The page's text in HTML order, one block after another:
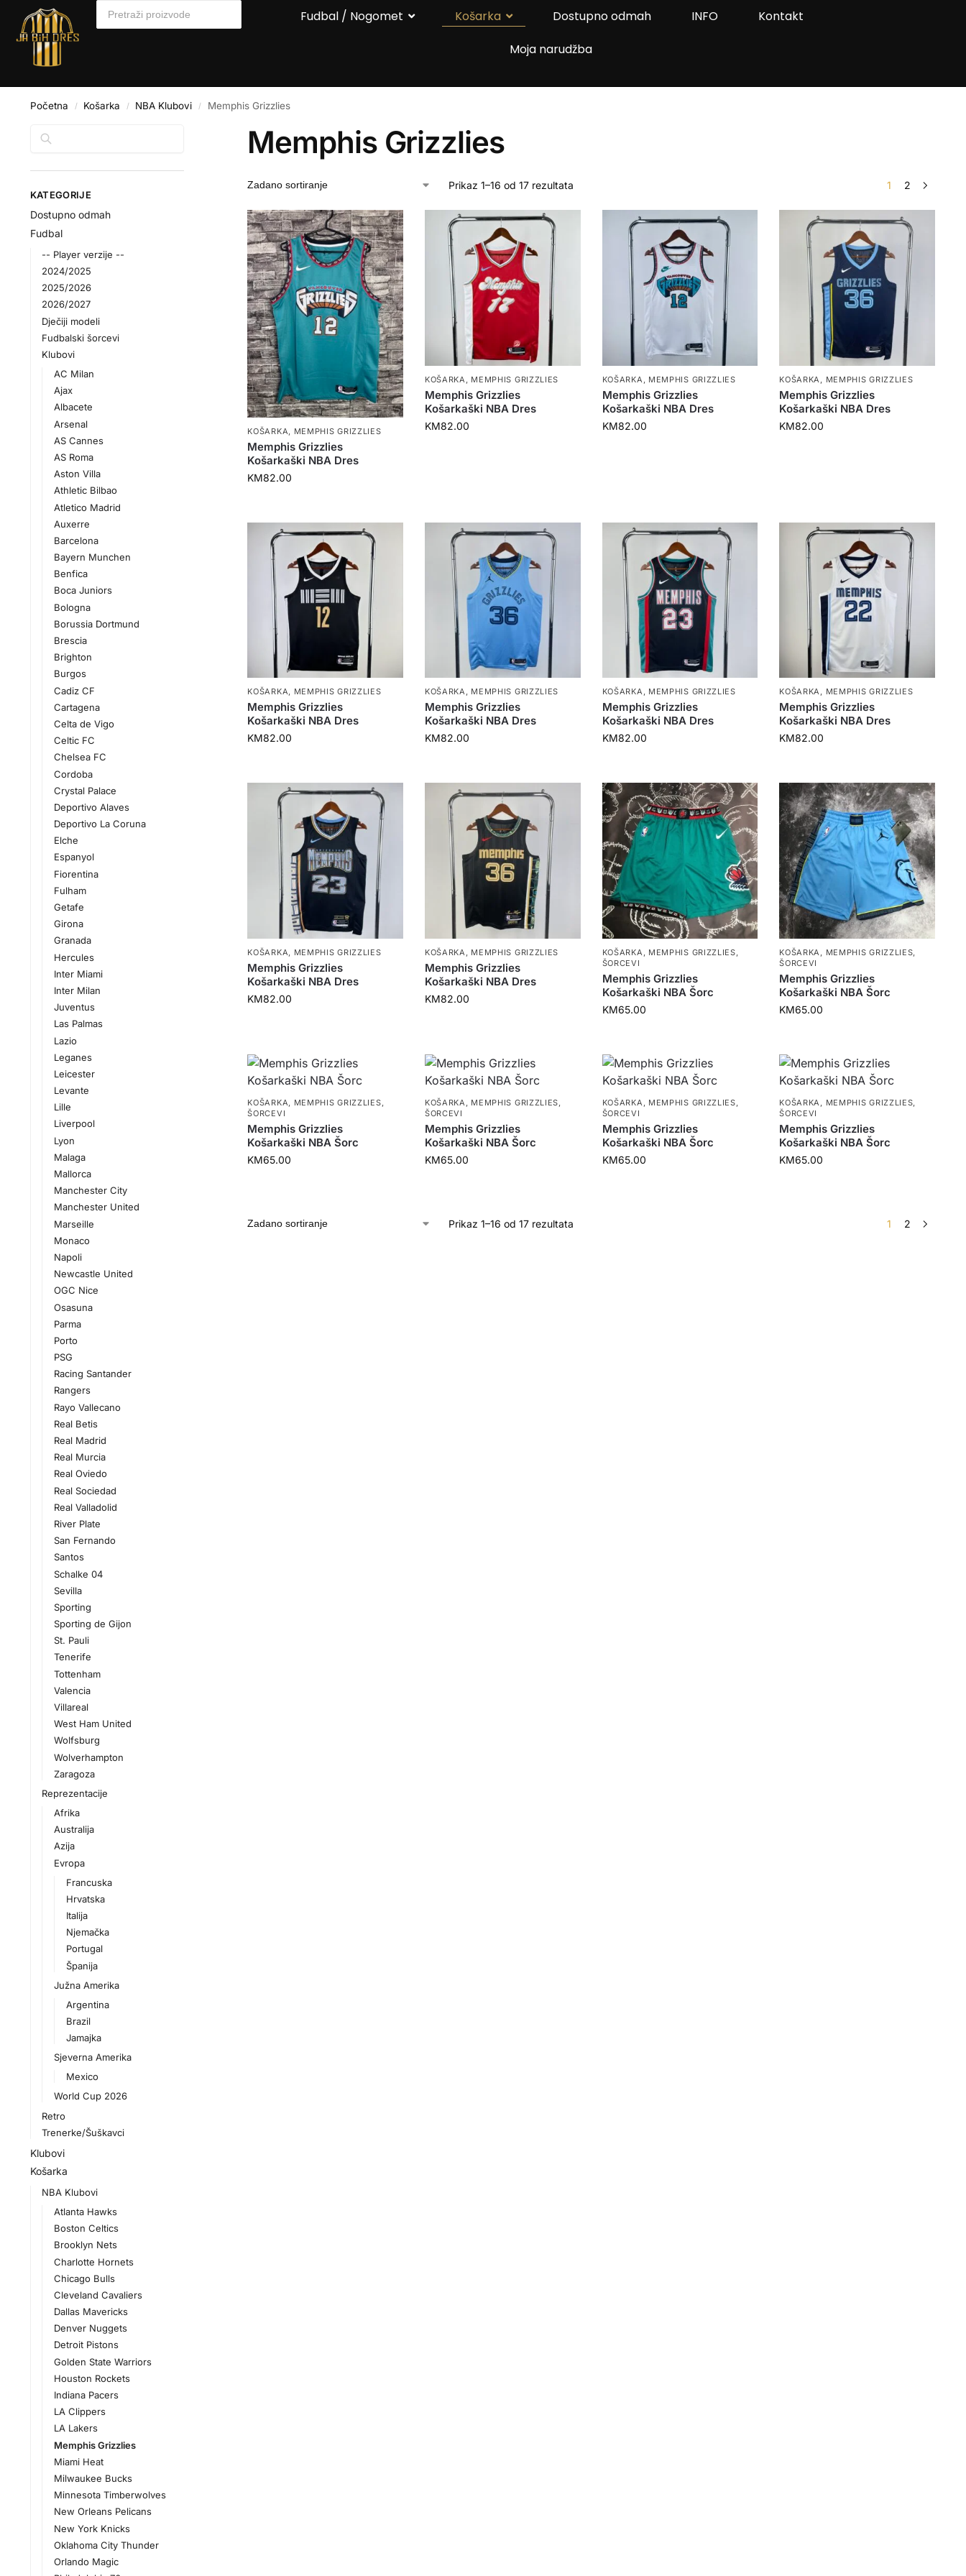
Fudbal / Nogomet Košarka Dostupno odmah INFO
Kontakt
Moja narudžba
Početna / Košarka / NBA Klubovi / Memphis Grizzlies
Memphis Grizzlies
Prikaz 1–16 od 17 rezultata 1 2
KOŠARKA, MEMPHIS GRIZZLIES
Memphis Grizzlies
Košarkaški NBA Dres
KM82.00
KOŠARKA MEMPHIS GRIZZLIES
Memphis Grizzlies
Košarkaški NBA Dres
KM82.00
KOŠARKA MEMPHIS GRIZZLIES
Memphis Grizzlies
Košarkaški NBA Dres
KM82.00
KOŠARKA MEMPHIS GRIZZLIES
Memphis Grizzlies
Košarkaški NBA Dres
KM82.00
KOŠARKA, MEMPHIS GRIZZLIES
Memphis Grizzlies
Košarkaški NBA Dres
KM82.00
KOŠARKA, MEMPHIS GRIZZLIES
Memphis Grizzlies
Košarkaški NBA Dres
KM82.00
KOŠARKA, MEMPHIS GRIZZLIES
Memphis Grizzlies
Košarkaški NBA Dres
KM82.00
KOŠARKA, MEMPHIS GRIZZLIES
Memphis Grizzlies
Košarkaški NBA Dres
KM82.00
KOŠARKA, MEMPHIS GRIZZLIES
Memphis Grizzlies
Košarkaški NBA Dres
KM82.00
KOŠARKA, MEMPHIS GRIZZLIES
Memphis Grizzlies
Košarkaški NBA Dres
KM82.00
KOŠARKA, MEMPHIS GRIZZLIES,
ŠORCEVI
Memphis Grizzlies
Košarkaški NBA Šorc
KM65.00
KOŠARKA, MEMPHIS GRIZZLIES,
ŠORCEVI
Memphis Grizzlies
Košarkaški NBA Šorc
KM65.00
KOŠARKA, MEMPHIS GRIZZLIES,
ŠORCEVI
Memphis Grizzlies
Košarkaški NBA Šorc
KM65.00
KOŠARKA, MEMPHIS GRIZZLIES,
ŠORCEVI
Memphis Grizzlies
Košarkaški NBA Šorc
KM65.00
KOŠARKA, MEMPHIS GRIZZLIES,
ŠORCEVI
Memphis Grizzlies
Košarkaški NBA Šorc
KM65.00
KOŠARKA, MEMPHIS GRIZZLIES,
ŠORCEVI
Memphis Grizzlies
Košarkaški NBA Šorc
KM65.00
Prikaz 1–16 od 17 rezultata 1 2
KATEGORIJE
Dostupno odmah
Fudbal
-- Player verzije --
2024/2025
2025/2026
2026/2027
Dječiji modeli
Fudbalski šorcevi
Klubovi
AC Milan
Ajax
Albacete
Arsenal
AS Cannes
AS Roma
Aston Villa
Athletic Bilbao
Atletico Madrid
Auxerre
Barcelona
Bayern Munchen
Benfica
Boca Juniors
Bologna
Borussia Dortmund
Brescia
Brighton
Burgos
Cadiz CF
Cartagena
Celta de Vigo
Celtic FC
Chelsea FC
Cordoba
Crystal Palace
Deportivo Alaves
Deportivo La Coruna
Elche
Espanyol
Fiorentina
Fulham
Getafe
Girona
Granada
Hercules
Inter Miami
Inter Milan
Juventus
Las Palmas
Lazio
Leganes
Leicester
Levante
Lille
Liverpool
Lyon
Malaga
Mallorca
Manchester City
Manchester United
Marseille
Monaco
Napoli
Newcastle United
OGC Nice
Osasuna
Parma
Porto
PSG
Racing Santander
Rangers
Rayo Vallecano
Real Betis
Real Madrid
Real Murcia
Real Oviedo
Real Sociedad
Real Valladolid
River Plate
San Fernando
Santos
Schalke 04
Sevilla
Sporting
Sporting de Gijon
St. Pauli
Tenerife
Tottenham
Valencia
Villareal
West Ham United
Wolfsburg
Wolverhampton
Zaragoza
Reprezentacije
Afrika
Australija
Azija
Evropa
Francuska
Hrvatska
Italija
Njemačka
Portugal
Španija
Južna Amerika
Argentina
Brazil
Jamajka
Sjeverna Amerika
Mexico
World Cup 2026
Retro
Trenerke/Šuškavci
Klubovi
Košarka
NBA Klubovi
Atlanta Hawks
Boston Celtics
Brooklyn Nets
Charlotte Hornets
Chicago Bulls
Cleveland Cavaliers
Dallas Mavericks
Denver Nuggets
Detroit Pistons
Golden State Warriors
Houston Rockets
Indiana Pacers
LA Clippers
LA Lakers
Memphis Grizzlies
Miami Heat
Milwaukee Bucks
Minnesota Timberwolves
New Orleans Pelicans
New York Knicks
Oklahoma City Thunder
Orlando Magic